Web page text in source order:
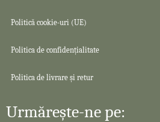
Politică cookie-uri (UE)
Politica de confidențialitate
Politica de livrare și retur
Urmărește-ne pe: